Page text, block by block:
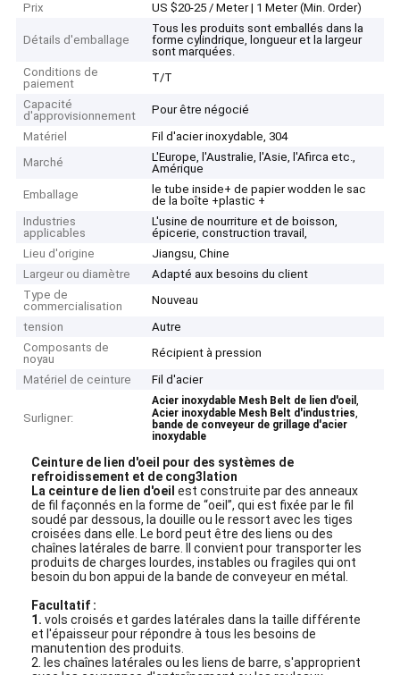
Prix
US $20-25 / Meter | 1 Meter (Min. Order)
Détails d'emballage
Tous les produits sont emballés dans la
forme cylindrique, longueur et la largeur
sont marquées.
Conditions de
paiement
T/T
Capacité
d'approvisionnement
Pour être négocié
Matériel
Fil d'acier inoxydable, 304
Marché
L'Europe, l'Australie, l'Asie, l'Afirca etc.,
Amérique
Emballage
le tube inside+ de papier wodden le sac
de la boîte +plastic +
Industries
applicables
L'usine de nourriture et de boisson,
épicerie, construction travail,
Lieu d'origine
Jiangsu, Chine
Largeur ou diamètre
Adapté aux besoins du client
Type de
commercialisation
Nouveau
tension
Autre
Composants de
noyau
Récipient à pression
Matériel de ceinture
Fil d'acier
Surligner:
Acier inoxydable Mesh Belt de lien d'oeil,
Acier inoxydable Mesh Belt d'industries,
bande de conveyeur de grillage d'acier
inoxydable
Ceinture de lien d'oeil pour des systèmes de
refroidissement et de cong3lation
La ceinture de lien d'oeil est construite par des anneaux
de fil façonnés en la forme de “oeil”, qui est fixée par le fil
soudé par dessous, la douille ou le ressort avec les tiges
croisées dans elle. Le bord peut être des liens ou des
chaînes latérales de barre. Il convient pour transporter les
produits de charges lourdes, instables ou fragiles qui ont
besoin du bon appui de la bande de conveyeur en métal.
Facultatif :
1.vols croisés et gardes latérales dans la taille différente
et l'épaisseur pour répondre à tous les besoins de
manutention des produits.
2. les chaînes latérales ou les liens de barre, s'approprient